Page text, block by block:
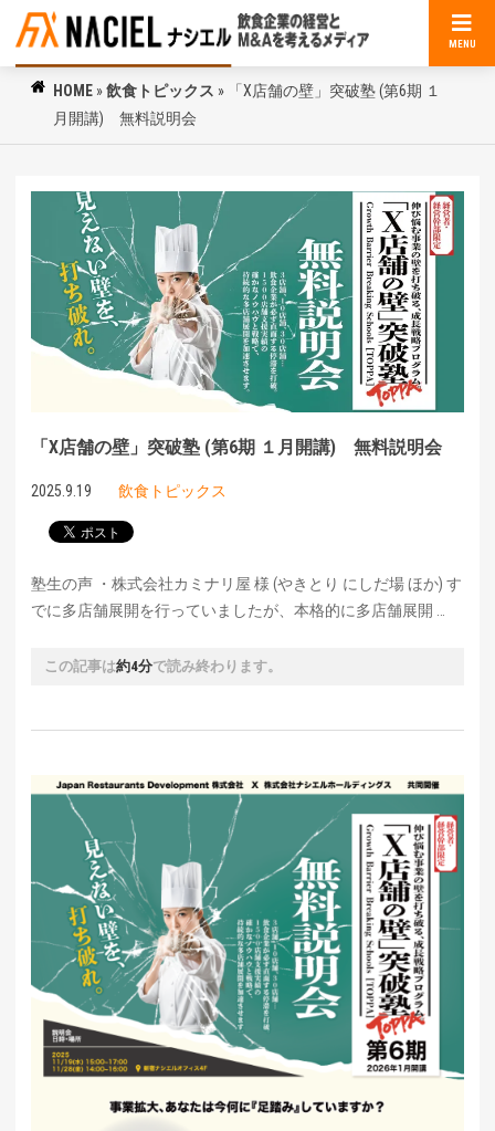
MENU
HOME »飲食トピックス »
「X店舗の壁」突破塾 (第6期 １
月開講) 無料説明会
「X店舗の壁」突破塾 (第6期 １月開講) 無料説明会
2025.9.19 飲食トピックス
塾生の声 ・株式会社カミナリ屋 様 (やきとり にしだ場 ほか) す
でに多店舗展開を行っていましたが、本格的に多店舗展開 …
この記事は約4分で読み終わります。